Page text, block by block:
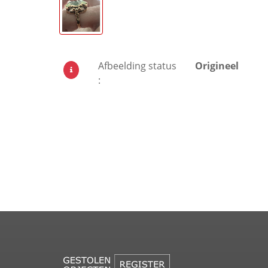
Afbeelding status
:
Origineel